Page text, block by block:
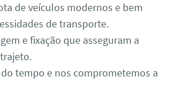
de veículos modernos e bem
de transporte.
e fixação que asseguram a
tempo e nos comprometemos a